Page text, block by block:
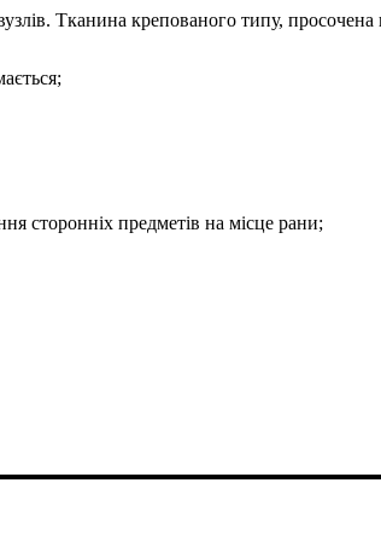
Тканина крепованого типу, просочена
сторонніх предметів на місце рани;